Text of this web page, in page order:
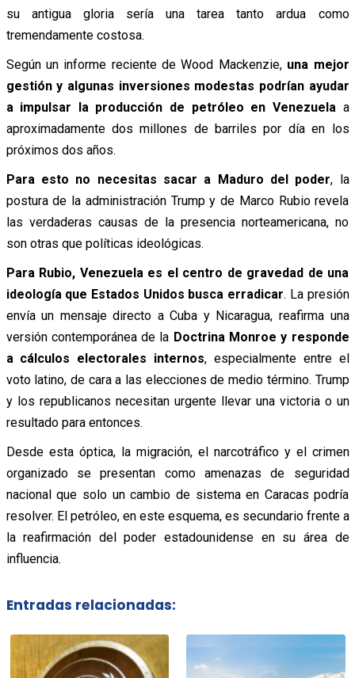
su antigua gloria sería una tarea tanto ardua como
tremendamente costosa.
Según un informe reciente de Wood Mackenzie, una mejor
gestión y algunas inversiones modestas podrían ayudar
a impulsar la producción de petróleo en Venezuelaa
aproximadamente dos millones de barriles por día en los
próximos dos años.
Para esto no necesitas sacar a Maduro del poder, la
postura de la administración Trump y de Marco Rubio revela
las verdaderas causas de la presencia norteamericana, no
son otras que políticas ideológicas.
Para Rubio, Venezuela es el centro de gravedad de una
ideología que Estados Unidos busca erradicar. La presión
envía un mensaje directo a Cuba y Nicaragua, reafirma una
versión contemporánea de la Doctrina Monroe y responde
a cálculos electorales internos, especialmente entre el
voto latino, de cara a las elecciones de medio término. Trump
y los republicanos necesitan urgente llevar una victoria o un
resultado para entonces.
Desde esta óptica, la migración, el narcotráfico y el crimen
organizado se presentan como amenazas de seguridad
nacional que solo un cambio de sistema en Caracas podría
resolver. El petróleo, en este esquema, es secundario frente a
la reafirmación del poder estadounidense en su área de
influencia.
Entradas relacionadas: